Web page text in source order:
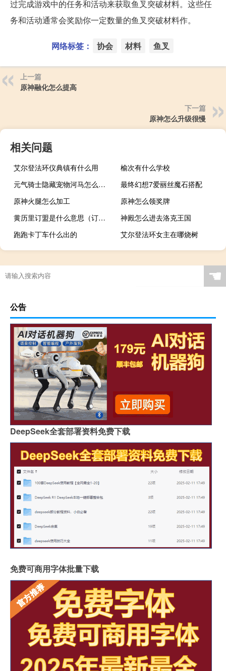
过完成游戏中的任务和活动来获取鱼叉突破材料。这些任
务和活动通常会奖励你一定数量的鱼叉突破材料作。
网络标签： 协会 材料 鱼叉
上一篇
原神融化怎么提高
下一篇
原神怎么升级很慢
相关问题
艾尔登法环仪典镇有什么用
榆次有什么学校
元气骑士隐藏宠物河马怎么获得
最终幻想7爱丽丝魔石搭配
原神火腿怎么加工
原神怎么领奖牌
黄历里订盟是什么意思（订盟是什么意思黄历）
神殿怎么进去洛克王国
跑跑卡丁车什么出的
艾尔登法环女主在哪烧树
☚
公告
DeepSeek全套部署资料免费下载
免费可商用字体批量下载